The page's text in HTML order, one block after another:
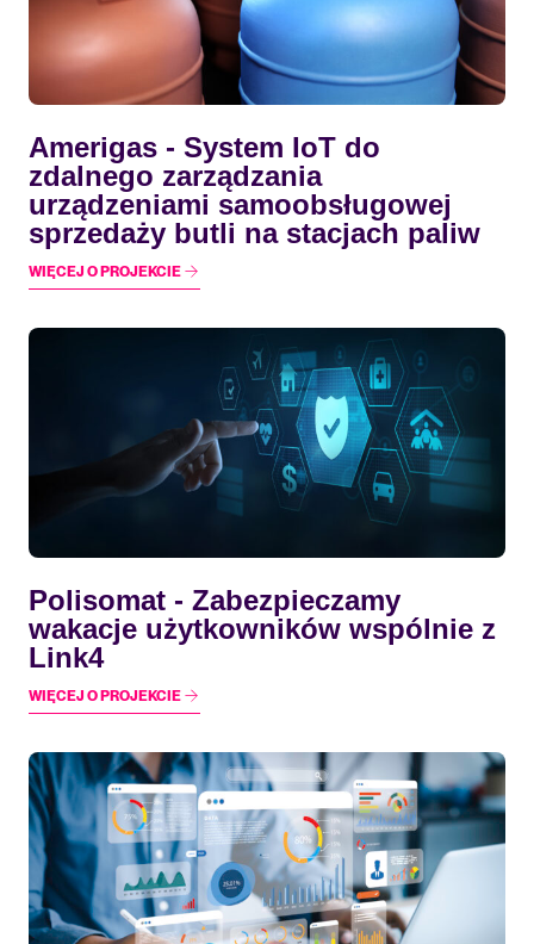
Amerigas - System IoT do
zdalnego zarządzania
urządzeniami samoobsługowej
sprzedaży butli na stacjach paliw
WIĘCEJ O PROJEKCIE
Polisomat - Zabezpieczamy
wakacje użytkowników wspólnie z
Link4
WIĘCEJ O PROJEKCIE